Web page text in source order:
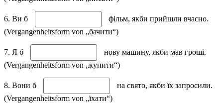
6. Ви б
фільм, якби прийшли вчасно.
(Vergangenheitsform von „бачити“)
7. Я б
нову машину, якби мав гроші.
(Vergangenheitsform von „купити“)
8. Вони б
на свято, якби їх запросили.
(Vergangenheitsform von „їхати“)